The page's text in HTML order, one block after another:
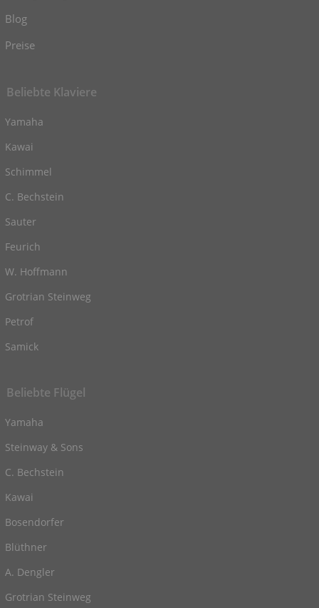
Blog
Preise
Beliebte Klaviere
Yamaha
Kawai
Schimmel
C. Bechstein
Sauter
Feurich
W. Hoffmann
Grotrian Steinweg
Petrof
Samick
Beliebte Flügel
Yamaha
Steinway & Sons
C. Bechstein
Kawai
Bosendorfer
Blüthner
A. Dengler
Grotrian Steinweg